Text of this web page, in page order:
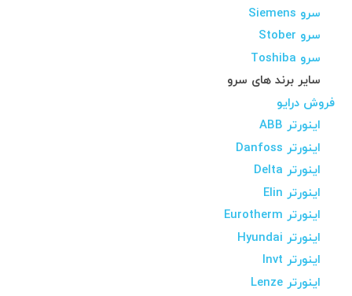
سرو Siemens
سرو Stober
سرو Toshiba
سایر برند های سرو
فروش درایو
اینورتر ABB
اینورتر Danfoss
اینورتر Delta
اینورتر Elin
اینورتر Eurotherm
اینورتر Hyundai
اینورتر Invt
اینورتر Lenze